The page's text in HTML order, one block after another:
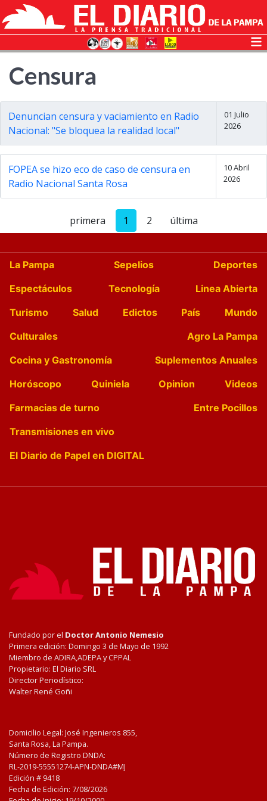
Censura
Denuncian censura y vaciamiento en Radio
Nacional: "Se bloquea la realidad local"
01 Julio
2026
FOPEA se hizo eco de caso de censura en
Radio Nacional Santa Rosa
10 Abril
2026
primera 1 2 última
La Pampa Sepelios
Deportes
Espectáculos
Tecnología
Linea Abierta
Turismo
Salud Edictos País
Mundo
Culturales
Agro La Pampa
Cocina y Gastronomía
Suplementos Anuales
Horóscopo
Quiniela Opinion
Videos
Farmacias de turno
Entre Pocillos
Transmisiones en vivo
El Diario de Papel en DIGITAL
Fundado por el Doctor Antonio Nemesio
Primera edición: Domingo 3 de Mayo de 1992
Miembro de ADIRA,ADEPA y CPPAL
Propietario: El Diario SRL
Director Periodístico:
Walter René Goñi
Domicilio Legal: José Ingenieros 855,
Santa Rosa, La Pampa.
Número de Registro DNDA:
RL-2019-55551274-APN-DNDA#MJ
Edición # 9418
Fecha de Edición: 7/08/2026